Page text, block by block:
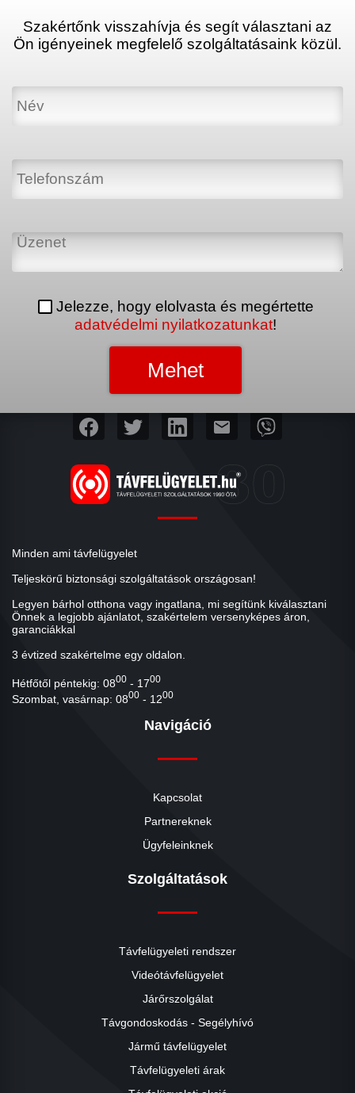
Szakértőnk visszahívja és segít választani az
Ön igényeinek megfelelő szolgáltatásaink közül.
Jelezze, hogy elolvasta és megértette
adatvédelmi nyilatkozatunkat!
mail
Minden ami távfelügyelet
Teljeskörű biztonsági szolgáltatások országosan!
Legyen bárhol otthona vagy ingatlana, mi segítünk kiválasztani
Önnek a legjobb ajánlatot, szakértelem versenyképes áron,
garanciákkal
3 évtized szakértelme egy oldalon.
Hétfőtől péntekig: 0800 - 1700
Szombat, vasárnap: 0800 - 1200
Navigáció
Kapcsolat
Partnereknek
Ügyfeleinknek
Szolgáltatások
Távfelügyeleti rendszer
Videótávfelügyelet
Járőrszolgálat
Távgondoskodás - Segélyhívó
Jármű távfelügyelet
Távfelügyeleti árak